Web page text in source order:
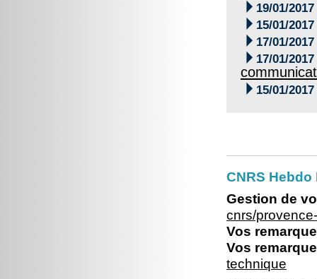
 19/01/2017
 15/01/2017
 17/01/2017
 17/01/2017
 15/01/2017
CNRS
Gestion de
cnrs/
Vos
Vos
technique